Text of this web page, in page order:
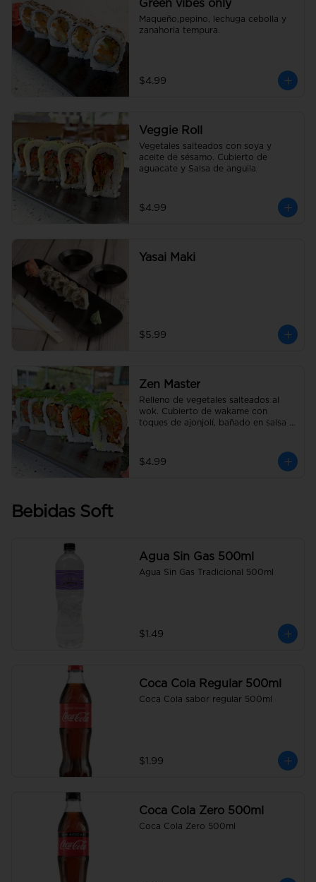
Green vibes only
Maqueño,pepino, lechuga cebolla y
zanahoria tempura.
$4.99
Veggie Roll
Vegetales salteados con soya y
aceite de sésamo. Cubierto de
aguacate y Salsa de anguila
$4.99
Yasai Maki
$5.99
Zen Master
Relleno de vegetales salteados al
wok. Cubierto de wakame con
toques de ajonjolí, bañado en salsa
$4.99
Bebidas Soft
Agua Sin Gas 500ml
Agua Sin Gas Tradicional 500ml
$1.49
Coca Cola Regular 500ml
Coca Cola sabor regular 500ml
$1.99
Coca Cola Zero 500ml
Coca Cola Zero 500ml